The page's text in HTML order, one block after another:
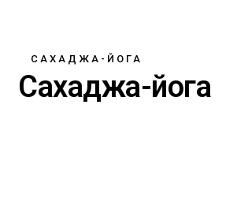
САХАДЖА-ЙОГА
Сахаджа-йога